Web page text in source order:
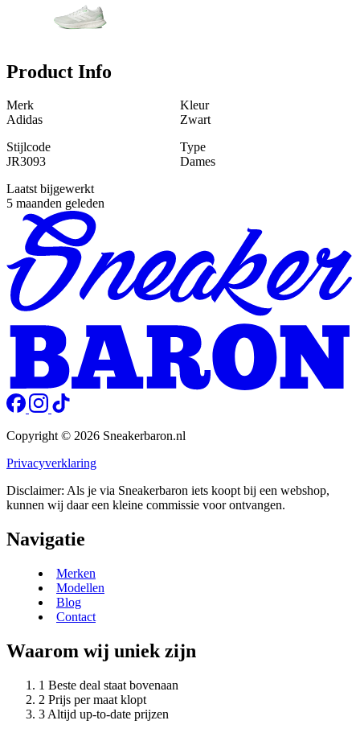
Product Info
Merk
Adidas
Kleur
Zwart
Stijlcode
JR3093
Type
Dames
Laatst bijgewerkt
5 maanden geleden
Copyright © 2026 Sneakerbaron.nl
Privacyverklaring
Disclaimer: Als je via Sneakerbaron iets koopt bij een webshop,
kunnen wij daar een kleine commissie voor ontvangen.
Navigatie
Merken
Modellen
Blog
Contact
Waarom wij uniek zijn
Beste deal staat bovenaan
Prijs per maat klopt
Altijd up-to-date prijzen